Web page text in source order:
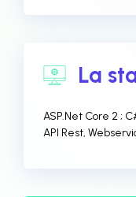
La
ASP.Net Core 2 ;
API Rest,